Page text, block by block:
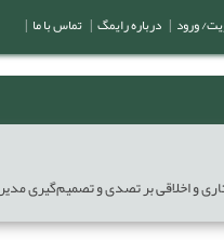
و اخلاقی بر تصدی و تصمیم‌گیری
ورود درباره رایمگ تماس با ما